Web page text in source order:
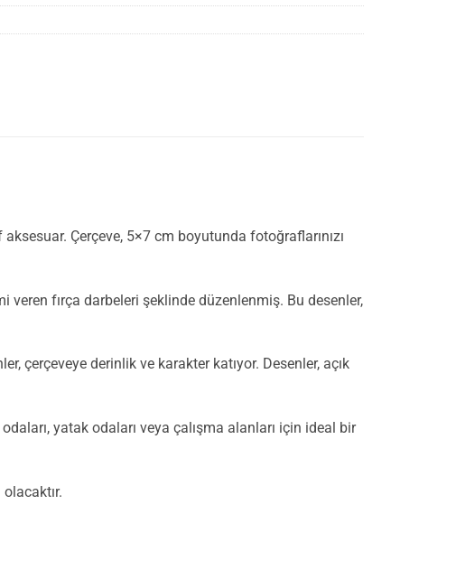
Çerçeve, 5×7 cm boyutunda fotoğraflarınızı
veren fırça darbeleri şeklinde düzenlenmiş. Bu desenler,
çerçeveye derinlik ve karakter katıyor. Desenler, açık
yatak odaları veya çalışma alanları için ideal bir